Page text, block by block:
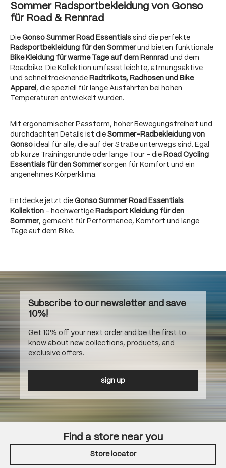
Sommer Radsportbekleidung von Gonso
für Road & Rennrad
Die Gonso Summer Road Essentials sind die perfekte
Radsportbekleidung für den Sommerund bieten funktionale
Bike Kleidung für warme Tage auf dem Rennrad und dem
Roadbike. Die Kollektion umfasst leichte, atmungsaktive
und schnelltrocknende Radtrikots, Radhosen und Bike
Apparel , die speziell für lange Ausfahrten bei hohen
Temperaturen entwickelt wurden.
Mit ergonomischer Passform, hoher Bewegungsfreiheit und
durchdachten Details ist die Sommer-Radbekleidung von
Gonso ideal für alle, die auf der Straße unterwegs sind. Egal
ob kurze Trainingsrunde oder lange Tour - die Road Cycling
Essentials für den Sommersorgen für Komfort und ein
angenehmes Körperklima.
Entdecke jetzt die Gonso Summer Road Essentials
Kollektion - hochwertige Radsport Kleidung für den
Sommer, gemacht für Performance, Komfort und lange
Tage auf dem Bike.
Subscribe to our newsletter and save
10%!
Get 10% off your next order and be the first to
know about new collections, products, and
exclusive offers.
sign up
Find a store near you
Store locator